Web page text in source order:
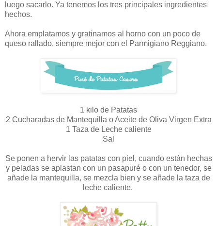
luego sacarlo. Ya tenemos los tres principales ingredientes
hechos.
Ahora emplatamos y gratinamos al horno con un poco de
queso rallado, siempre mejor con el Parmigiano Reggiano.
1 kilo de Patatas
2 Cucharadas de Mantequilla o Aceite de Oliva Virgen Extra
1 Taza de Leche caliente
Sal
Se ponen a hervir las patatas con piel, cuando están hechas
y peladas se aplastan con un pasapuré o con un tenedor, se
añade la mantequilla, se mezcla bien y se añade la taza de
leche caliente.